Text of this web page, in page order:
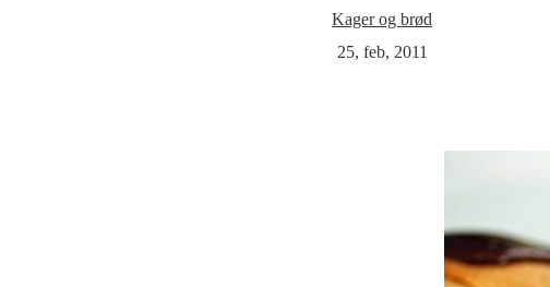
Kager og brød
25, feb, 2011